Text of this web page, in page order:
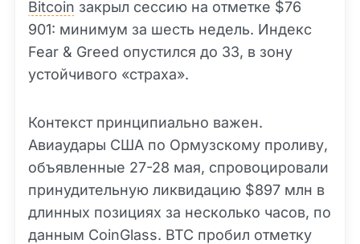
Bitcoin закрыл сессию на отметке $76
901: минимум за шесть недель. Индекс
Fear & Greed опустился до 33, в зону
устойчивого «страха».
Контекст принципиально важен.
Авиаудары США по Ормузскому проливу,
объявленные 27-28 мая, спровоцировали
принудительную ликвидацию $897 млн в
длинных позициях за несколько часов, по
данным CoinGlass. BTC пробил отметку